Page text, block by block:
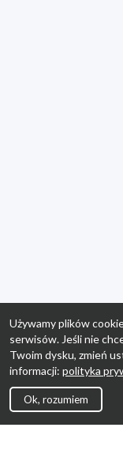
Używamy plików
serwisów. Jeśli nie
Twoim dysku, zmień
informacji: polityka
Ok, rozumiem